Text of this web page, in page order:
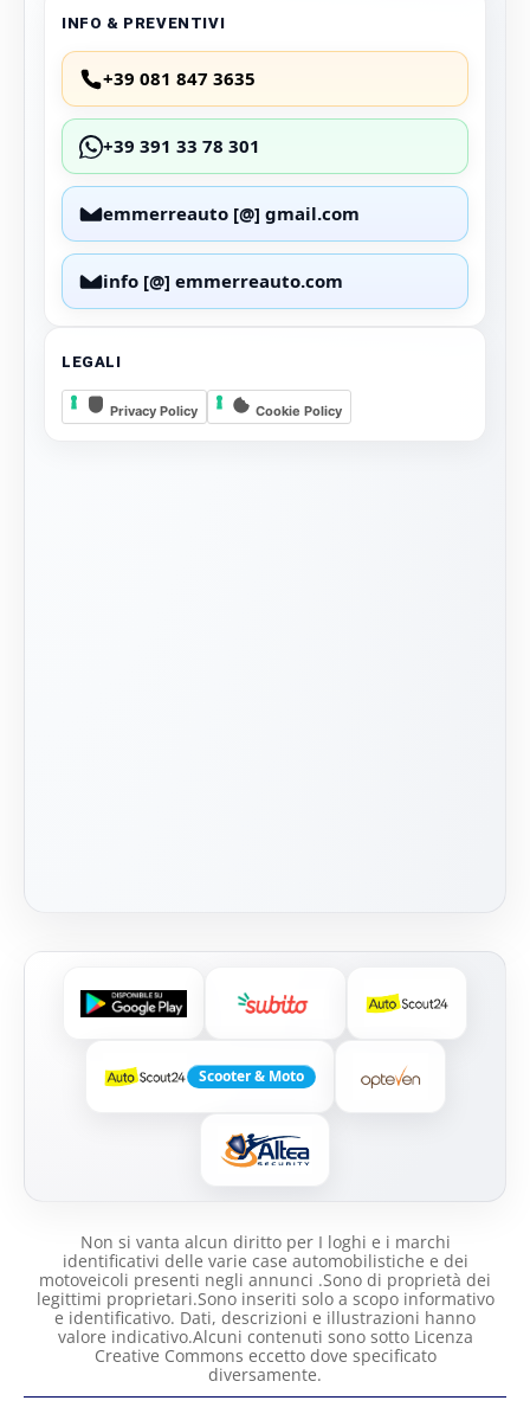
INFO & PREVENTIVI
+39 081 847 3635
+39 391 33 78 301
emmerreauto [@] gmail.com
info [@] emmerreauto.com
LEGALI
Privacy Policy Cookie Policy
Scooter & Moto
Non si vanta alcun diritto per I loghi e i marchi
identificativi delle varie case automobilistiche e dei
motoveicoli presenti negli annunci .Sono di proprietà dei
legittimi proprietari.Sono inseriti solo a scopo informativo
e identificativo. Dati, descrizioni e illustrazioni hanno
valore indicativo.Alcuni contenuti sono sotto Licenza
Creative Commons eccetto dove specificato
diversamente.